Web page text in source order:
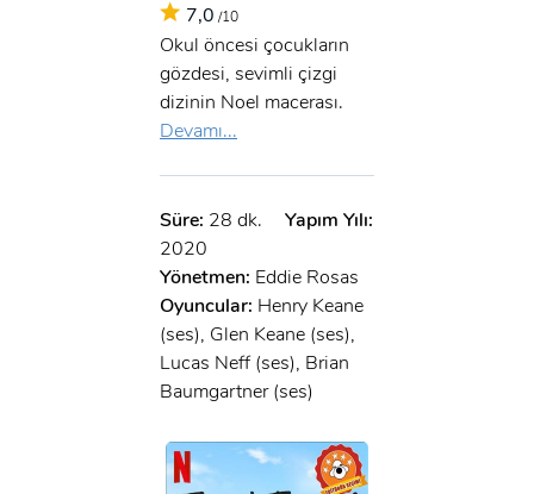
7,0 /10
Okul öncesi çocukların
gözdesi, sevimli çizgi
dizinin Noel macerası.
Devamı...
Süre: 28 dk.
Yapım Yılı:
2020
Yönetmen: Eddie Rosas
Oyuncular: Henry Keane
(ses), Glen Keane (ses),
Lucas Neff (ses), Brian
Baumgartner (ses)